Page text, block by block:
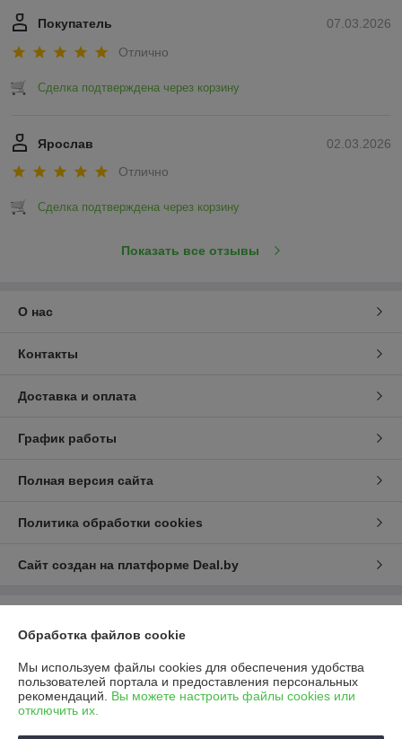
07.03.2026
Покупатель
Отлично
Сделка подтверждена через корзину
02.03.2026
Ярослав
Отлично
Сделка подтверждена через корзину
Показать все отзывы
О нас
Контакты
Доставка и оплата
График работы
Полная версия сайта
Политика обработки cookies
Сайт создан на платформе Deal.by
222731, Минская обл., Дзержинский район, д. Станьково, в/г №98
«Станьково», здание с инв.№ 620/С-221
Регистрационный номер ЕГР: 690456154
УНП: 690456154
Обработка файлов cookie
Мы используем файлы cookies для обеспечения удобства
пользователей портала и предоставления персональных
рекомендаций. Вы можете настроить файлы cookies или
отключить их.